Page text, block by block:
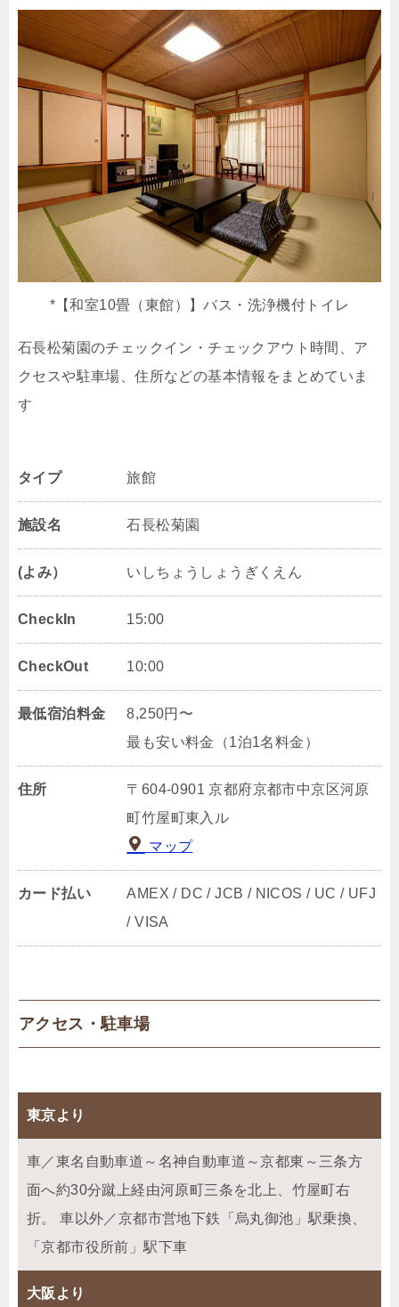
*【和室10畳（東館）】バス・洗浄機付トイレ
石長松菊園のチェックイン・チェックアウト時間、ア
クセスや駐車場、住所などの基本情報をまとめていま
す
タイプ 旅館
施設名 石長松菊園
(よみ） いしちょうしょうぎくえん
CheckIn 15:00
CheckOut 10:00
最低宿泊料金
8,250円〜
最も安い料金（1泊1名料金）
住所
〒604-0901 京都府京都市中京区河原
町竹屋町東入ル
マップ
カード払い
AMEX / DC / JCB / NICOS / UC / UFJ
/ VISA
アクセス・駐車場
東京より
車／東名自動車道～名神自動車道～京都東～三条方
面へ約30分蹴上経由河原町三条を北上、竹屋町右
折。 車以外／京都市営地下鉄「烏丸御池」駅乗換、
「京都市役所前」駅下車
大阪より